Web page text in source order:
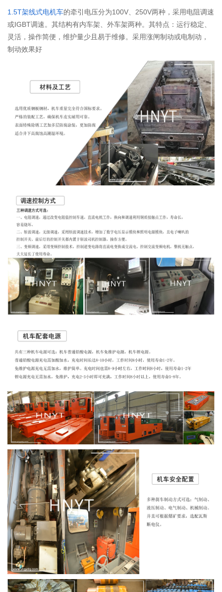
1.5T架线式电机车的牵引电压分为100V 250V两种，采用电阻调速
或IGBT调速。其结构有内车架、外车架两种。其特点：运行稳定、
灵活，操作简便，维护量少且易于维修。采用涨闸制动或电制动，
制动效果好